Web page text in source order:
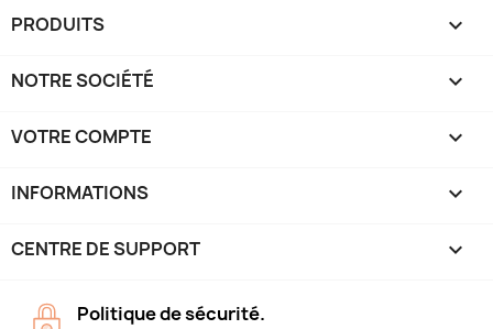
PRODUITS 
NOTRE SOCIÉTÉ 
VOTRE COMPTE 
INFORMATIONS keyboard_arrow_down
CENTRE DE SUPPORT 
Politique de sécurité.